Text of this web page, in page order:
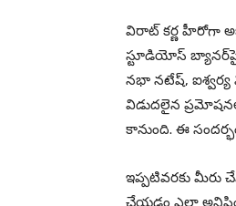
విరాట్ కర్ణ హీరోగా
స్టూడియోస్ బ్యానర్‌పై
నభా నటేష్, ఐశ్వర్య
విడుదలైన
కానుంది. ఈ
ఇప్పటివరకు
చేయడం ఎలా